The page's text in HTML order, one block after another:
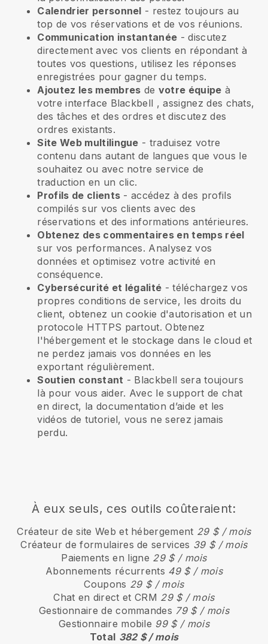
Calendrier personnel - restez toujours au
top de vos réservations et de vos réunions.
Communication instantanée - discutez
directement avec vos clients en répondant à
toutes vos questions, utilisez les réponses
enregistrées pour gagner du temps.
Ajoutez les membres de votre équipe à
votre interface Blackbell , assignez des chats,
des tâches et des ordres et discutez des
ordres existants.
Site Web multilingue - traduisez votre
contenu dans autant de langues que vous le
souhaitez ou avec notre service de
traduction en un clic.
Profils de clients - accédez à des profils
compilés sur vos clients avec des
réservations et des informations antérieures.
Obtenez des commentaires en temps réel
sur vos performances. Analysez vos
données et optimisez votre activité en
conséquence.
Cybersécurité et légalité - téléchargez vos
propres conditions de service, les droits du
client, obtenez un cookie d'autorisation et un
protocole HTTPS partout. Obtenez
l'hébergement et le stockage dans le cloud et
ne perdez jamais vos données en les
exportant régulièrement.
Soutien constant - Blackbell sera toujours
là pour vous aider. Avec le support de chat
en direct, la documentation d’aide et les
vidéos de tutoriel, vous ne serez jamais
perdu.
À eux seuls, ces outils coûteraient:
Créateur de site Web et hébergement 29 $ / mois
Créateur de formulaires de services 39 $ / mois
Paiements en ligne 29 $ / mois
Abonnements récurrents 49 $ / mois
Coupons 29 $ / mois
Chat en direct et CRM 29 $ / mois
Gestionnaire de commandes 79 $ / mois
Gestionnaire mobile 99 $ / mois
Total 382 $ / mois